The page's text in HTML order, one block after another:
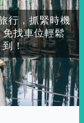
行，抓緊時機
免找車位輕鬆
到！